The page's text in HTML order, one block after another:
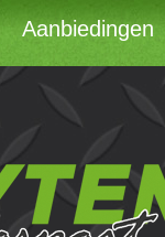
Aanbiedingen